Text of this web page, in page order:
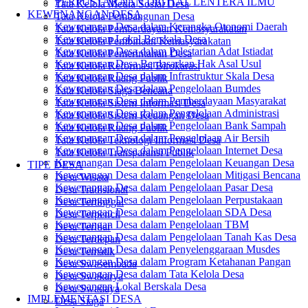
Tata Kelola Media Sosial Desa
Tata Kelola Pembangunan Desa
Tata Kelola Pemberdayaan Kemasyarakatan
Tata Kelola Pembinaan Kemasyarakatan
Tata Kelola Pemerintahan Desa
Tata Kelola Reformasi Birokarasi
Tata Kelola Ruang Publik
Tata Kelola Siaga Bencana
Tata Kelola Sistem Informasi Desa
Tata Kelola Sistem Keuangan Desa
Tata Kelola Ruang Publik
Tata Kelola Teknologi Informasi Desa
Tata Kelola Transparansi Publik
TIPE DESA
Desa Wisata
Desa Tradisional
Desa Tertinggal
Desa Terpencil
Desa Terluar
Desa Terdepan
Desa Tematik
Desa Swasembada
Desa Swakarya
Desa Swadaya
Desa Siaga
KEWENANGAN DESA
Kewenangan Desa dalam Kerangka Otonomi Daerah
Kewenangan Lokal Berskala Desa
Kewenangan Desa dalam Pelestarian Adat Istiadat
Kewenangan Desa Berdasarkan Hak Asal Usul
Kewenangan Desa dalam Infrastruktur Skala Desa
Kewenangan Desa dalam Pengelolaan Bumdes
Kewenangan Desa dalam Pemberdayaan Masyarakat
Kewenangan Desa dalam Pengelolaan Administrasi
Kewenangan Desa dalam Pengelolaan Bank Sampah
Kewenangan Desa dalam Pengelolaan Air Bersih
Kewenangan Desa dalam Pengelolaan Internet Desa
Kewenangan Desa dalam Pengelolaan Keuangan Desa
Kewenangan Desa dalam Pengelolaan Mitigasi Bencana
Kewenangan Desa dalam Pengelolaan Pasar Desa
Kewenangan Desa dalam Pengelolaan Perpustakaan
Kewenangan Desa dalam Pengelolaan SDA Desa
Kewenangan Desa dalam Pengelolaan TBM
Kewenangan Desa dalam Pengelolaan Tanah Kas Desa
Kewenangan Desa dalam Penyelenggaraan Musdes
Kewenangan Desa dalam Program Ketahanan Pangan
Kewenangan Desa dalam Tata Kelola Desa
Kewenangan Lokal Berskala Desa
IMPLEMENTASI DESA